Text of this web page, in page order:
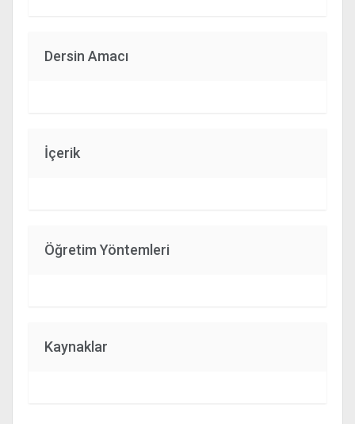
Dersin Amacı
İçerik
Öğretim Yöntemleri
Kaynaklar